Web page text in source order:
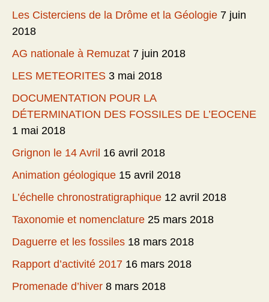
Les Cisterciens de la Drôme et la Géologie 7 juin
2018
AG nationale à Remuzat 7 juin 2018
LES METEORITES 3 mai 2018
DOCUMENTATION POUR LA
DÉTERMINATION DES FOSSILES DE L’EOCENE
1 mai 2018
Grignon le 14 Avril 16 avril 2018
Animation géologique 15 avril 2018
L’échelle chronostratigraphique 12 avril 2018
Taxonomie et nomenclature 25 mars 2018
Daguerre et les fossiles 18 mars 2018
Rapport d’activité 2017 16 mars 2018
Promenade d’hiver 8 mars 2018